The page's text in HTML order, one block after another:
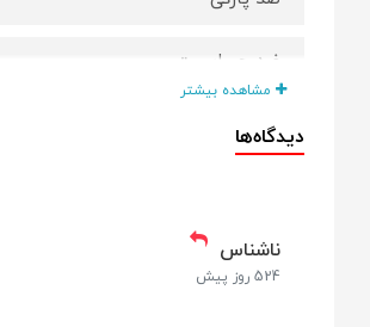
ضد حساسیت
بادوام و باکیفیت
دارای سرشیشه با جریان خروجی متنوع
مشاهده بیشتر
دیدگاه‌ها
ناشناس
524 روز پیش